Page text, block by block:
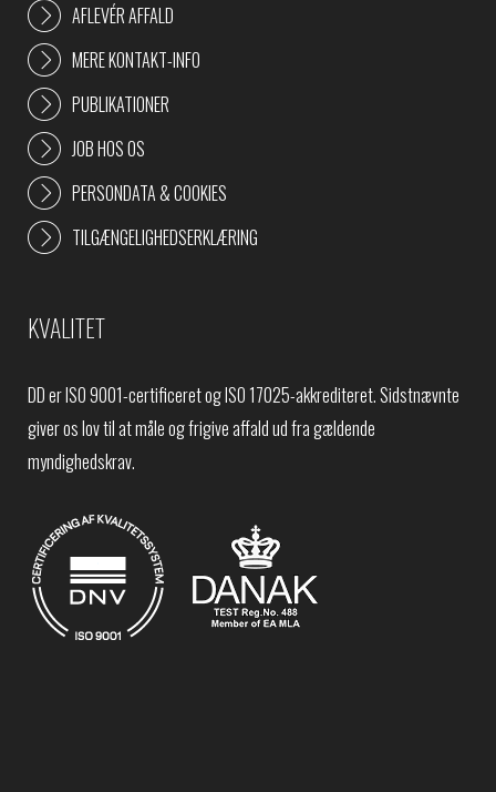
AFLEVÉR AFFALD
MERE KONTAKT-INFO
PUBLIKATIONER
JOB HOS OS
PERSONDATA & COOKIES
TILGÆNGELIGHEDSERKLÆRING
KVALITET
DD er ISO 9001-certificeret og ISO 17025-akkrediteret. Sidstnævnte
giver os lov til at måle og frigive affald ud fra gældende
myndighedskrav.